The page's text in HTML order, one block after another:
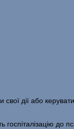
дії або
до